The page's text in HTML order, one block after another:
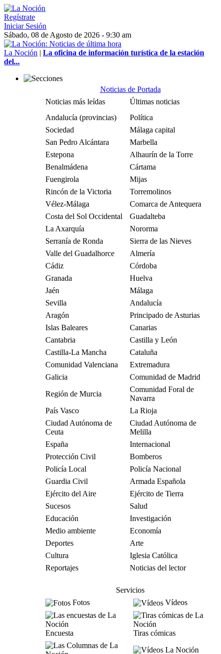
Regístrate
Iniciar Sesión
Sábado, 08 de Agosto de 2026 - 9:30 am
La Noción | La oficina de información turística de la estación
del...
Noticias de Portada
Noticias más leídas
Últimas noticias
Andalucía (provincias)
Política
Sociedad
Málaga capital
San Pedro Alcántara
Marbella
Estepona
Alhaurín de la Torre
Benalmádena
Cártama
Fuengirola
Mijas
Rincón de la Victoria
Torremolinos
Vélez-Málaga
Comarca de Antequera
Costa del Sol Occidental
Guadalteba
La Axarquía
Nororma
Serranía de Ronda
Sierra de las Nieves
Valle del Guadalhorce
Almería
Cádiz
Córdoba
Granada
Huelva
Jaén
Málaga
Sevilla
Andalucía
Aragón
Principado de Asturias
Islas Baleares
Canarias
Cantabria
Castilla y León
Castilla-La Mancha
Cataluña
Comunidad Valenciana
Extremadura
Galicia
Comunidad de Madrid
Región de Murcia
Comunidad Foral de
Navarra
País Vasco
La Rioja
Ciudad Autónoma de
Ceuta
Ciudad Autónoma de
Melilla
España
Internacional
Protección Civil
Bomberos
Policía Local
Policía Nacional
Guardia Civil
Armada Española
Ejército del Aire
Ejército de Tierra
Sucesos
Salud
Educación
Investigación
Medio ambiente
Economía
Deportes
Arte
Cultura
Iglesia Católica
Reportajes
Noticias del lector
Servicios
Fotos
Vídeos
Encuesta Tiras cómicas